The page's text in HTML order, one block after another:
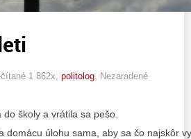
1 862x, politolog Nezaradené
školy a vrátila sa pešo.
domácu úlohu sama, aby sa čo najskôr